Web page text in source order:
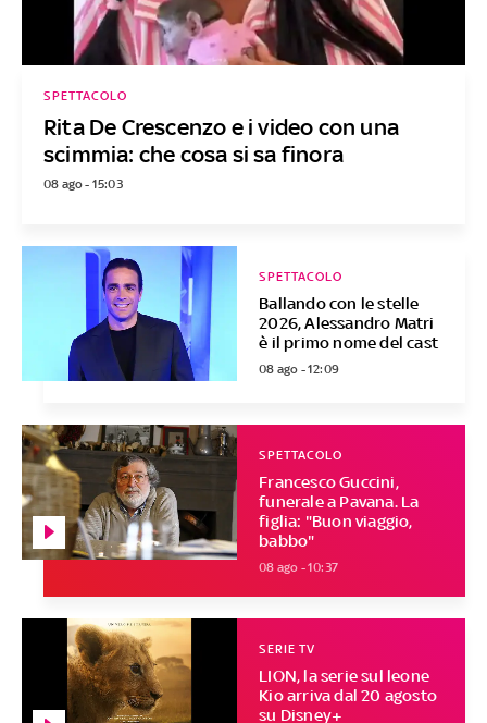
Rita De Crescenzo e i video con una
scimmia: che cosa si sa finora
SPETTACOLO
08 ago - 15:03
Ballando con le stelle
2026, Alessandro Matri
è il primo nome del cast
SPETTACOLO
08 ago - 12:09
Francesco Guccini,
funerale a Pavana. La
figlia: "Buon viaggio,
babbo"
SPETTACOLO
08 ago - 10:37
LION, la serie sul leone
Kio arriva dal 20 agosto
su Disney+
SERIE TV